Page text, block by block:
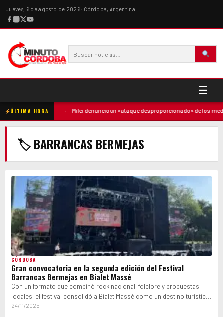
Jueves, 6 de agosto de 2026 · Córdoba, Argentina
☰
ÚLTIMA HORA
la madre Milei denunció un «ataque desproporcionado» de los
🏷 BARRANCAS BERMEJAS
CÓRDOBA
Gran convocatoria en la segunda edición del Festival
Barrancas Bermejas en Bialet Massé
Con un formato que combinó rock nacional, folclore y propuestas
locales, el festival consolidó a Bialet Massé como un destino turístico
emergente…
24/11/2025